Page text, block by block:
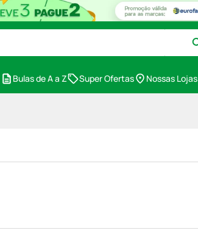
Bulas de A a Z Super Ofertas Nossas Lojas